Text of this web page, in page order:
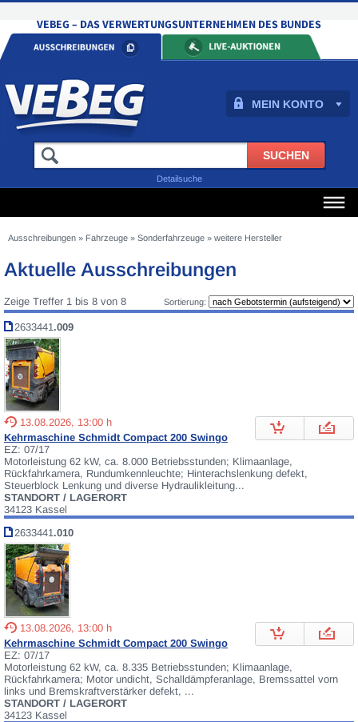
MEIN KONTO
Detailsuche
Ausschreibungen » Fahrzeuge » Sonderfahrzeuge » weitere Hersteller
Aktuelle Ausschreibungen
Zeige Treffer 1 bis 8 von 8 Sortierung:
2633441.009
13.08.2026, 13:00 h
Kehrmaschine Schmidt Compact 200 Swingo
EZ: 07/17
Motorleistung 62 kW, ca. 8.000 Betriebsstunden; Klimaanlage,
Rückfahrkamera, Rundumkennleuchte; Hinterachslenkung defekt,
Steuerblock Lenkung und diverse Hydraulikleitung...
STANDORT / LAGERORT
34123 Kassel
2633441.010
13.08.2026, 13:00 h
Kehrmaschine Schmidt Compact 200 Swingo
EZ: 07/17
Motorleistung 62 kW, ca. 8.335 Betriebsstunden; Klimaanlage,
Rückfahrkamera; Motor undicht, Schalldämpferanlage, Bremssattel vorn
links und Bremskraftverstärker defekt, ...
STANDORT / LAGERORT
34123 Kassel